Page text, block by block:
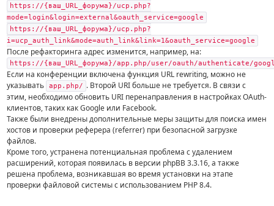
https://{ваш_URL_форума}/ucp.php?
mode=login&login=external&oauth_service=google
https://{ваш_URL_форума}/ucp.php?
i=ucp_auth_link&mode=auth_link&link=1&oauth_service=google
После рефакторинга адрес изменится, например, на:
https://{ваш_URL_форума}/app.php/user/oauth/authenticate/
Если на конференции включена функция URL rewriting, можно не
указывать
app.php/ . Второй URI больше не требуется. В связи с
этим, необходимо обновить URI перенаправления в настройках OAuth-
клиентов, таких как Google или Facebook.
Также были внедрены дополнительные меры защиты для поиска имен
хостов и проверки реферера (referrer) при безопасной загрузке
файлов.
Кроме того, устранена потенциальная проблема с удалением
расширений, которая появилась в версии phpBB 3.3.16, а также
решена проблема, возникавшая во время установки на этапе
проверки файловой системы с использованием PHP 8.4.